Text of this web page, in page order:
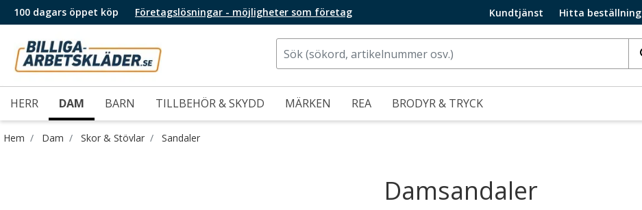
100 dagars öppet köp Företagslösningar - möjligheter som företag Kundtjänst Hitta beställning
HERR DAM BARN TILLBEHÖR & SKYDD MÄRKEN REA BRODYR & TRYCK
Hem Dam Skor & Stövlar Sandaler
Damsandaler